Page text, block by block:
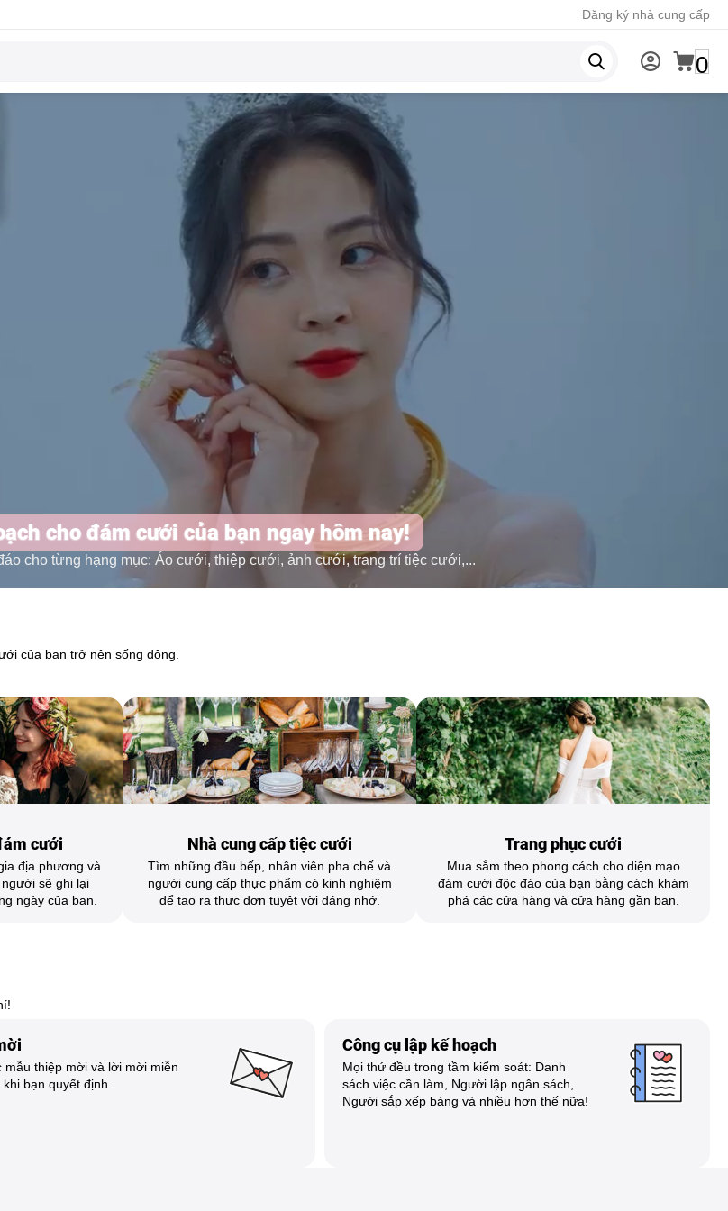
Đăng ký nhà cung cấp
0
cho đám cưới của bạn ngay hôm nay!
cho từng hạng mục: Áo cưới, thiệp cưới, ảnh cưới, trang trí tiệc cưới,...
của bạn trở nên sống động.
cưới
địa phương và
sẽ ghi lại
ngày của bạn.
Nhà cung cấp tiệc cưới
Tìm những đầu bếp, nhân viên pha chế và
người cung cấp thực phẩm có kinh nghiệm
để tạo ra thực đơn tuyệt vời đáng nhớ.
Trang phục cưới
Mua sắm theo phong cách cho diện mạo
đám cưới độc đáo của bạn bằng cách khám
phá các cửa hàng và cửa hàng gần bạn.
mẫu thiệp mời và lời mời miễn
bạn quyết định.
Công cụ lập kế hoạch
Mọi thứ đều trong tầm kiểm soát: Danh
sách việc cần làm, Người lập ngân sách,
Người sắp xếp bảng và nhiều hơn thế nữa!